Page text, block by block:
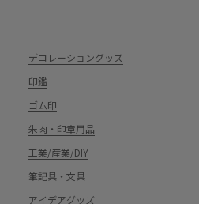
デコレーショングッズ
印鑑
ゴム印
朱肉・印章用品
工業/産業/DIY
筆記具・文具
アイデアグッズ